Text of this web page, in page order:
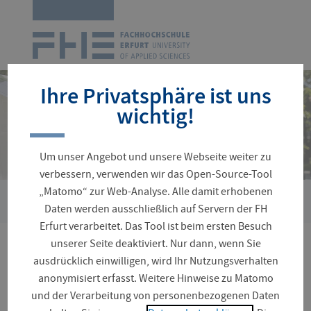
Navigation
überspringen
Sie
sind
hier:
Verwaltung › Dezernat Bau und Liegenschaften ›
Arbeitssicherheit
Ihre Privatsphäre ist uns
wichtig!
Um unser Angebot und unsere Webseite weiter zu
verbessern, verwenden wir das Open-Source-Tool
„Matomo“ zur Web-Analyse. Alle damit erhobenen
Daten werden ausschließlich auf Servern der FH
Erfurt verarbeitet. Das Tool ist beim ersten Besuch
unserer Seite deaktiviert. Nur dann, wenn Sie
ausdrücklich einwilligen, wird Ihr Nutzungsverhalten
anonymisiert erfasst. Weitere Hinweise zu Matomo
und der Verarbeitung von personenbezogenen Daten